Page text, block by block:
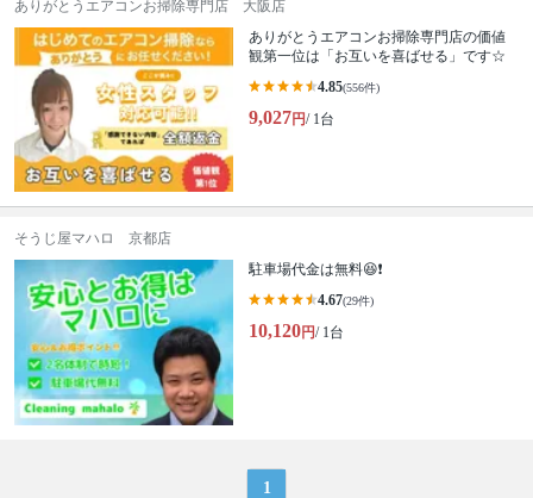
ありがとうエアコンお掃除専門店 大阪店
ありがとうエアコンお掃除専門店の価値
観第一位は「お互いを喜ばせる」です☆
4.85(556件)
9,027円/ 1台
そうじ屋マハロ 京都店
駐車場代金は無料😆❗
4.67(29件)
10,120円/ 1台
1